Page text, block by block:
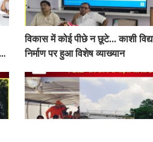
विकास में कोई पीछे न छूटे... काशी
निर्माण पर हुआ विशेष व्याख्यान